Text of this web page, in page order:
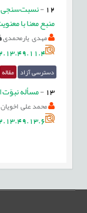
12
-نسبت‌سنجی
منبع معنا با
مهدی یارمحمدی
دسترسی آزاد مقاله
13
-مسأله نبوّت
محمد علی اخویان